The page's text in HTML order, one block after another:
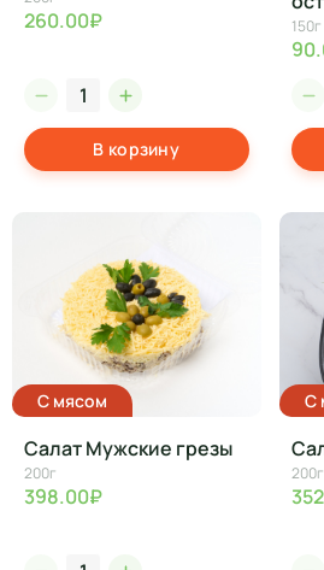
260.00₽
В корзину
150г
С мясом
Салат Мужские грезы
200г
398.00₽
С
200г